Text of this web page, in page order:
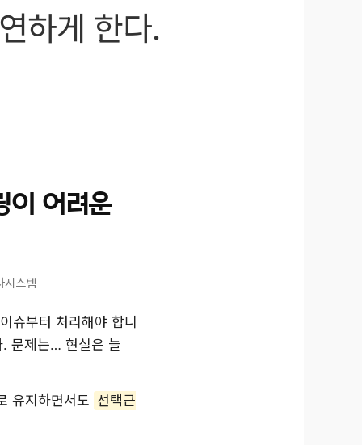
이 어려운
시스템
슈부터 처리해야 합니
. 문제는… 현실은 늘
유지하면서도 선택근
하게 한다.